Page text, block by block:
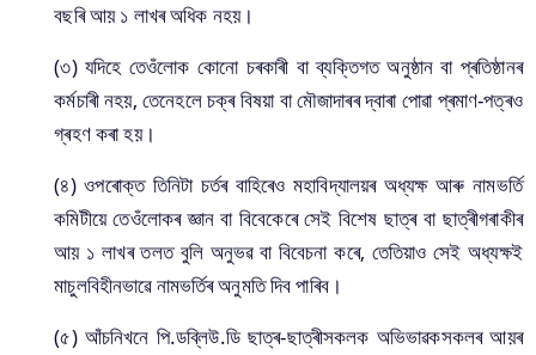
বছৰি আয় ১ লাখৰ অধিক নহয়।
(৩) যদিহে তেওঁলোক কোনো চৰকাৰী বা ব্যক্তিগত অনুষ্ঠান বা প্ৰতিষ্ঠানৰ
কৰ্মচাৰী নহয়, তেনেহলে চক্ৰ বিষয়া বা মৌজাদাৰৰ দ্বাৰা পোৱা প্ৰমাণ-পত্ৰও
গ্ৰহণ কৰা হয়।
(৪) ওপৰোক্ত তিনিটা চৰ্তৰ বাহিৰেও মহাবিদ্যালয়ৰ অধ্যক্ষ আৰু নামভৰ্তি
কমিটীয়ে তেওঁলোকৰ জ্ঞান বা বিবেকেৰে সেই বিশেষ ছাত্ৰ বা ছাত্ৰীগৰাকীৰ
আয় ১ লাখৰ তলত বুলি অনুভৱ বা বিবেচনা কৰে, তেতিয়াও সেই অধ্যক্ষই
মাচুলবিহীনভাৱে নামভৰ্তিৰ অনুমতি দিব পাৰিব।
(৫) আঁচনিখনে পি.ডব্লিউ.ডি ছাত্ৰ-ছাত্ৰীসকলক অভিভাৱকসকলৰ আয়ৰ